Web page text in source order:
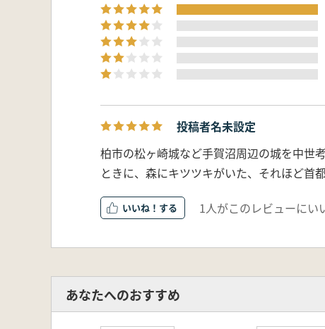
投稿者名未設定
柏市の松ヶ崎城など手賀沼周辺の城を中世
ときに、森にキツツキがいた、それほど首
いいね！ 1人がこのレビューにい
あなたへのおすすめ